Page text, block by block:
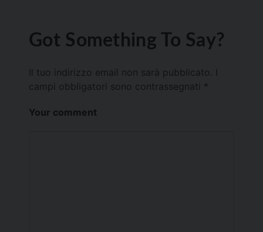
Got Something To Say?
Il tuo indirizzo email non sarà pubblicato.
campi obbligatori sono contrassegnati *
Your comment